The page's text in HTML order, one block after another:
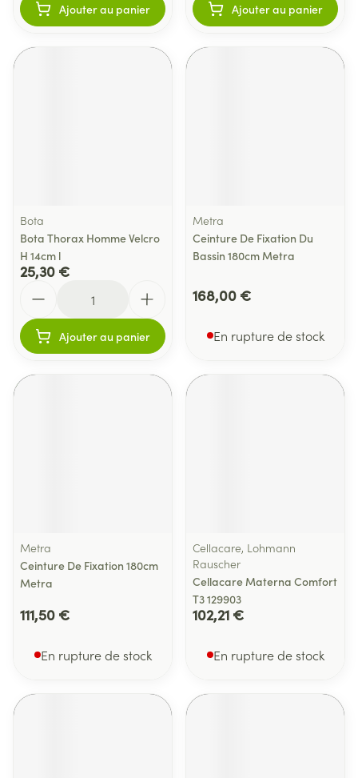
Ajouter au panier Ajouter au panier
Bota
Bota Thorax Homme Velcro
H 14cm l
25,30 €
Ajouter au panier
Metra
Ceinture De Fixation Du
Bassin 180cm Metra
168,00 €
En rupture de stock
Metra
Ceinture De Fixation 180cm
Metra
111,50 €
En rupture de stock
Cellacare, Lohmann
Rauscher
Cellacare Materna Comfort
T3 129903
102,21 €
En rupture de stock